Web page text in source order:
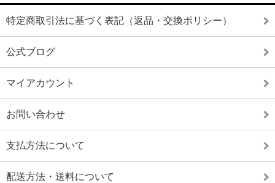
特定商取引法に基づく表記（返品・交換ポリシー）
公式ブログ
マイアカウント
お問い合わせ
支払方法について
配送方法・送料について